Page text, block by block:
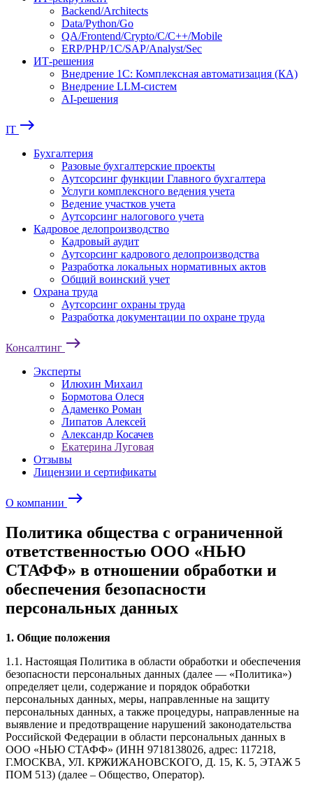
Backend/Architects
Data/Python/Go
QA/Frontend/Crypto/C/C++/Mobile
ERP/PHP/1C/SAP/Analyst/Sec
ИТ-решения
Внедрение 1С: Комплексная автоматизация (КА)
Внедрение LLM-систем
AI-решения
IT east
Бухгалтерия
Разовые бухгалтерские проекты
Аутсорсинг функции Главного бухгалтера
Услуги комплексного ведения учета
Ведение участков учета
Аутсорсинг налогового учета
Кадровое делопроизводство
Кадровый аудит
Аутсорсинг кадрового делопроизводства
Разработка локальных нормативных актов
Общий воинский учет
Охрана труда
Аутсорсинг охраны труда
Разработка документации по охране труда
Консалтинг east
Эксперты
Илюхин Михаил
Бормотова Олеся
Адаменко Роман
Липатов Алексей
Александр Косачев
Екатерина Луговая
Отзывы
Лицензии и сертификаты
О компании east
Политика общества с ограниченной
ответственностью ООО «НЬЮ
СТАФФ» в отношении обработки и
обеспечения безопасности
персональных данных
1. Общие положения
1.1. Настоящая Политика в области обработки и обеспечения
безопасности персональных данных (далее — «Политика»)
определяет цели, содержание и порядок обработки
персональных данных, меры, направленные на защиту
персональных данных, а также процедуры, направленные на
выявление и предотвращение нарушений законодательства
Российской Федерации в области персональных данных в
ООО «НЬЮ СТАФФ» (ИНН 9718138026, адрес: 117218,
Г.МОСКВА, УЛ. КРЖИЖАНОВСКОГО, Д. 15, К. 5, ЭТАЖ 5
ПОМ 513) (далее – Общество, Оператор).